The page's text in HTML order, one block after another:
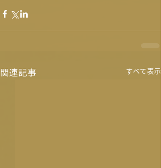
関連記事 すべて表示